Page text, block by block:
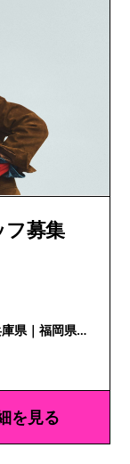
フ募集
県｜福岡県
を見る